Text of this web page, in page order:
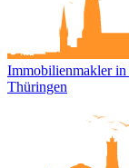
Immobilienmakler in
Thüringen